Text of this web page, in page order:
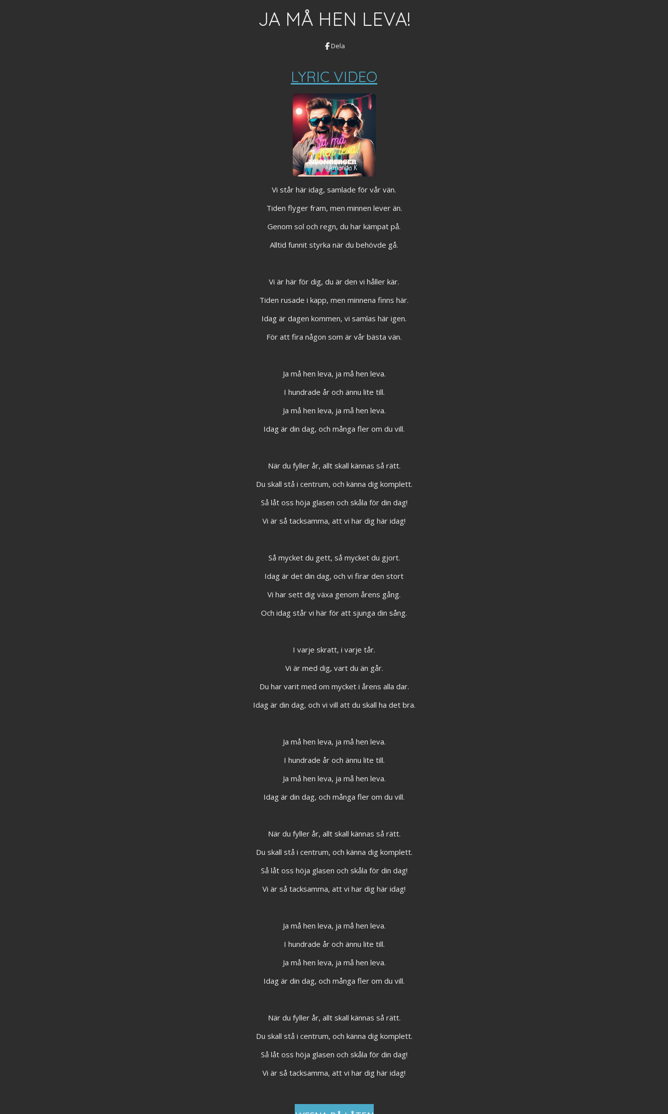
JA MÅ HEN LEVA!
Dela
LYRIC VIDEO
Vi står här idag, samlade för vår vän.
Tiden flyger fram, men minnen lever än.
Genom sol och regn, du har kämpat på.
Alltid funnit styrka när du behövde gå.
Vi är här för dig, du är den vi håller kär.
Tiden rusade i kapp, men minnena finns här.
Idag är dagen kommen, vi samlas här igen.
För att fira någon som är vår bästa vän.
Ja må hen leva, ja må hen leva.
I hundrade år och ännu lite till.
Ja må hen leva, ja må hen leva.
Idag är din dag, och många fler om du vill.
När du fyller år, allt skall kännas så rätt.
Du skall stå i centrum, och känna dig komplett.
Så låt oss höja glasen och skåla för din dag!
Vi är så tacksamma, att vi har dig här idag!
Så mycket du gett, så mycket du gjort.
Idag är det din dag, och vi firar den stort
Vi har sett dig växa genom årens gång.
Och idag står vi här för att sjunga din sång.
I varje skratt, i varje tår.
Vi är med dig, vart du än går.
Du har varit med om mycket i årens alla dar.
Idag är din dag, och vi vill att du skall ha det bra.
Ja må hen leva, ja må hen leva.
I hundrade år och ännu lite till.
Ja må hen leva, ja må hen leva.
Idag är din dag, och många fler om du vill.
När du fyller år, allt skall kännas så rätt.
Du skall stå i centrum, och känna dig komplett.
Så låt oss höja glasen och skåla för din dag!
Vi är så tacksamma, att vi har dig här idag!
Ja må hen leva, ja må hen leva.
I hundrade år och ännu lite till.
Ja må hen leva, ja må hen leva.
Idag är din dag, och många fler om du vill.
När du fyller år, allt skall kännas så rätt.
Du skall stå i centrum, och känna dig komplett.
Så låt oss höja glasen och skåla för din dag!
Vi är så tacksamma, att vi har dig här idag!